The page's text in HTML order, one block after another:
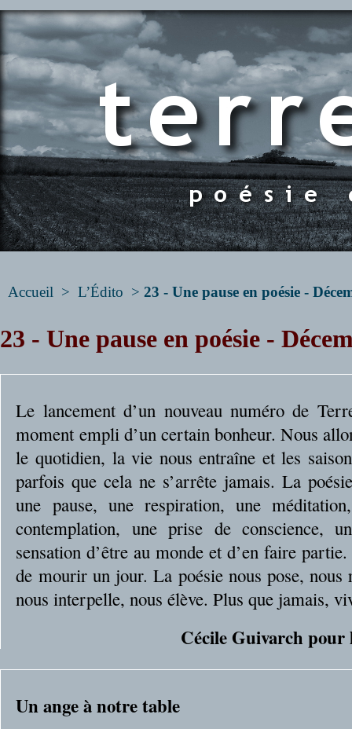
Accueil > L’Édito > 23 - Une pause en poésie -
23 - Une pause en poésie -
Le lancement d’un nouveau numéro de
moment empli d’un certain bonheur. Nous
le quotidien, la vie nous entraîne et les
parfois que cela ne s’arrête jamais. La
une pause, une respiration, une
contemplation, une prise de conscience,
sensation d’être au monde et d’en faire
de mourir un jour. La poésie nous pose, nous
nous interpelle, nous élève. Plus que jamais,
Cécile Guivarch pour
Un ange à notre table